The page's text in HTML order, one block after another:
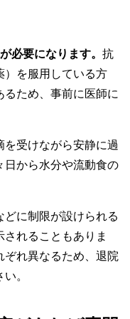
必要になります。 抗
）を服用している方
ため、事前に医師に
受けながら安静に過
日から水分や流動食の
に制限が設けられる
れることもありま
れ異なるため、退院
。